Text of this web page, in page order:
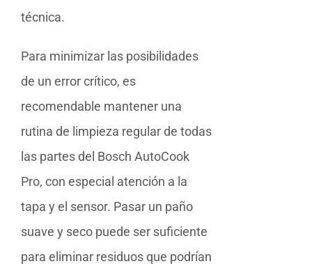
técnica.
Para minimizar las posibilidades
de un error crítico, es
recomendable mantener una
rutina de limpieza regular de todas
las partes del Bosch AutoCook
Pro, con especial atención a la
tapa y el sensor. Pasar un paño
suave y seco puede ser suficiente
para eliminar residuos que podrían